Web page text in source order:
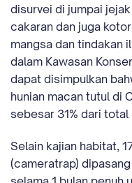
disurvei di jumpai
cakaran dan juga
mangsa dan tindakan
dalam Kawasan
dapat disimpulkan
hunian macan tutul di
sebesar 31% dari total
Selain kajian habitat,
(cameratrap)